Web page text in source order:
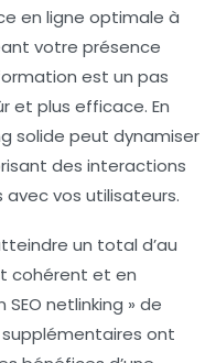
en ligne optimale à
votre présence
est un pas
et plus efficace. En
solide peut dynamiser
des interactions
vos utilisateurs.
un total d’au
cohérent et en
netlinking » de
ont